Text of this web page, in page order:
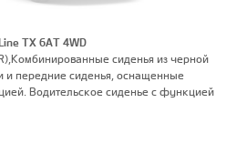
TX 6AT 4WD
сиденья из черной
и передние сиденья, оснащенные
Водительское сиденье с функцией